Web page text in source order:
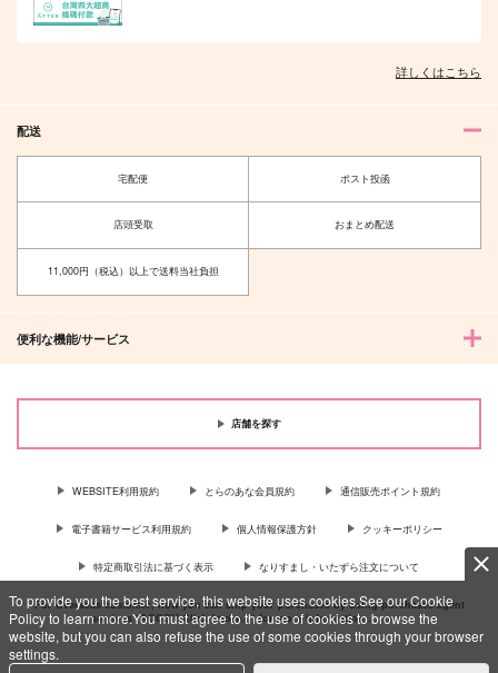
To provide you the best service, this website uses cookies.See our Cookie
Policy to learn more.You must agree to the use of cookies to browse the
website, but you can also refuse the use of some cookies through your browser
settings.
詳しくはこちら
配送
宅配便 ポスト投函
店頭受取 おまとめ配送
11,000円（税込）以上で送料当社負担
便利な機能/サービス
店舗を探す
WEBSITE利用規約 とらのあな会員規約 通信販売ポイント規約
電子書籍サービス利用規約 個人情報保護方針 クッキーポリシー
特定商取引法に基づく表示 なりすまし・いたずら注文について
For Overseas customer, now you can ship your purchases by using purchases agent
services “AOCS”! Click {more…} for more information …more